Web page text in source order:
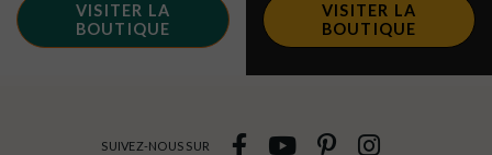
VISITER LA
BOUTIQUE
VISITER LA
BOUTIQUE
SUIVEZ-NOUS SUR